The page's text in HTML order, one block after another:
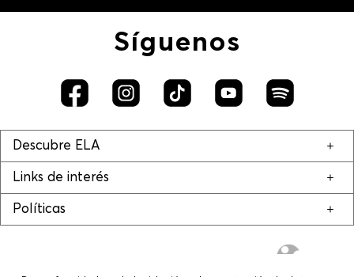
Síguenos
Descubre ELA
Links de interés
Políticas